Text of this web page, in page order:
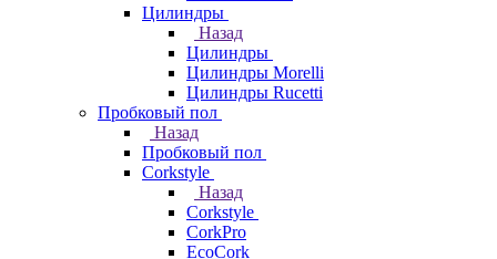
Цилиндры
Назад
Цилиндры
Цилиндры Morelli
Цилиндры Rucetti
Пробковый пол
Назад
Пробковый пол
Corkstyle
Назад
Corkstyle
CorkPro
EcoCork